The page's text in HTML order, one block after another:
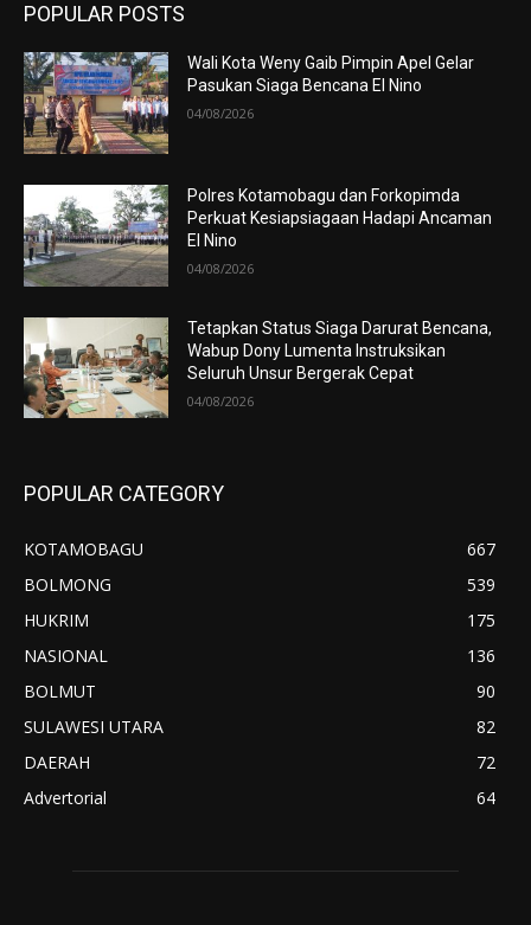
POPULAR POSTS
Wali Kota Weny Gaib Pimpin Apel Gelar
Pasukan Siaga Bencana El Nino
04/08/2026
Polres Kotamobagu dan Forkopimda
Perkuat Kesiapsiagaan Hadapi Ancaman
El Nino
04/08/2026
Tetapkan Status Siaga Darurat Bencana,
Wabup Dony Lumenta Instruksikan
Seluruh Unsur Bergerak Cepat
04/08/2026
POPULAR CATEGORY
KOTAMOBAGU
667
BOLMONG
539
HUKRIM
175
NASIONAL
136
BOLMUT
90
SULAWESI UTARA
82
DAERAH
72
Advertorial
64